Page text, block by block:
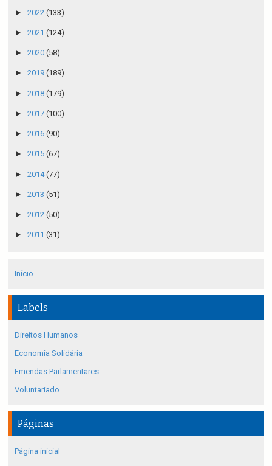
► 2022 (133)
► 2021 (124)
► 2020 (58)
► 2019 (189)
► 2018 (179)
► 2017 (100)
► 2016 (90)
► 2015 (67)
► 2014(77)
► 2013 (51)
► 2012 (50)
► 2011 (31)
Início
Labels
Direitos Humanos
Economia Solidária
Emendas Parlamentares
Voluntariado
Páginas
Página inicial